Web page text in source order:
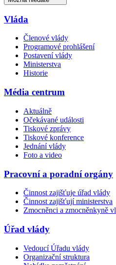
Vláda
Členové vlády
Programové prohlášení
Postavení vlády
Ministerstva
Historie
Média centrum
Aktuálně
Očekávané události
Tiskové zprávy
Tiskové konference
Jednání vlády
Foto a video
Pracovní a poradní orgány
Činnost zajišťuje úřad vlády
Činnost zajišťují ministerstva
Zmocněnci a zmocněnkyně
Úřad vlády
Vedoucí Úřadu vlády
Organizační struktura